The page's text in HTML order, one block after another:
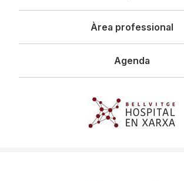
Àrea professional
Agenda